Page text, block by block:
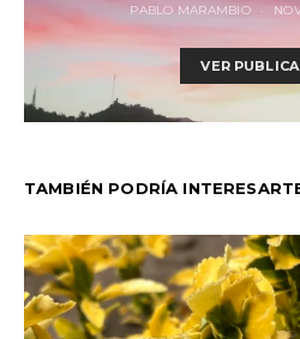
PABLO MARAMBIO
VER
TAMBIÉN PODRÍA